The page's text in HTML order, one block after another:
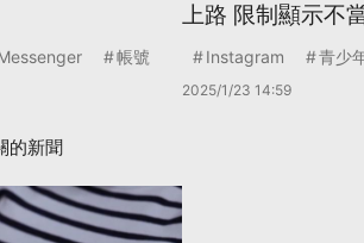
帳號
上路 限制顯示不
Instagram 青少
2025/1/23 14:59
的新聞